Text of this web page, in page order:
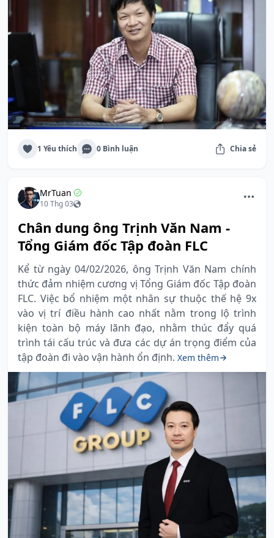
1 Yêu thích 0 Bình luận Chia sẻ
MrTuan
10 Thg 03
Chân dung ông Trịnh Văn Nam -
Tổng Giám đốc Tập đoàn FLC
Kể từ ngày 04/02/2026, ông Trịnh Văn Nam chính
thức đảm nhiệm cương vị Tổng Giám đốc Tập đoàn
FLC. Việc bổ nhiệm một nhân sự thuộc thế hệ 9x
vào vị trí điều hành cao nhất nằm trong lộ trình
kiện toàn bộ máy lãnh đạo, nhằm thúc đẩy quá
trình tái cấu trúc và đưa các dự án trọng điểm của
tập đoàn đi vào vận hành ổn định. Xem thêm